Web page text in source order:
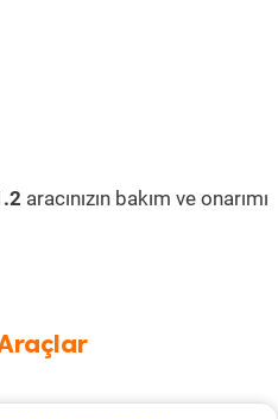
aracınızın bakım ve onarımı